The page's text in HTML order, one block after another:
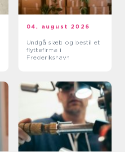
04. august 2026
Undgå slæb og bestil et
flyttefirma i
Frederikshavn